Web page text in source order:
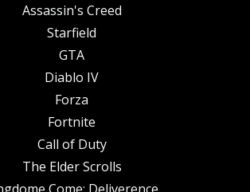
Assassin's Creed
Starfield
GTA
Diablo IV
Forza
Fortnite
Call of Duty
The Elder Scrolls